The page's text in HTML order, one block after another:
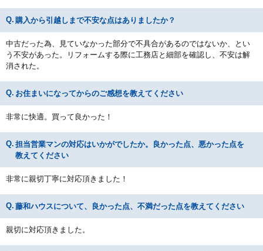
購入から引越しまで不安な点はありましたか？
中古だった為、見ていなかった部分で不具合があるのではないか、とい
う不安があった。リフォームする際に工務店と細部を確認し、不安は解
消された。
お住まいになってからのご感想を教えてください
非常に快適。買って良かった！
担当営業マンの対応はいかがでしたか。良かった点、悪かった点を
教えてください
非常に親切丁寧に対応頂きました！
藤和ハウスについて、良かった点、不満だった点を教えてください
親切に対応頂きました。